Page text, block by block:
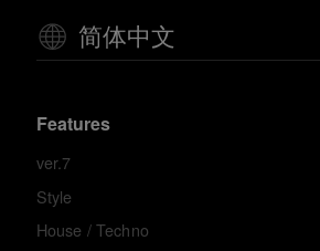
简体中文
Features
ver.7
Style
House / Techno